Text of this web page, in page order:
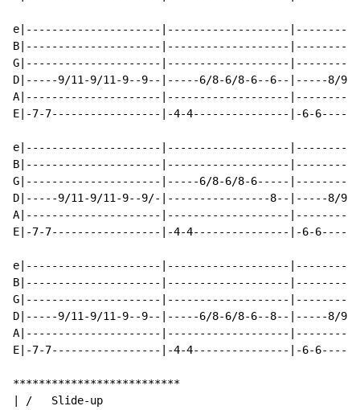
e|---------------------|-------------------
B|---------------------|-------------------
G|---------------------|-------------------
D|-----9/11-9/11-9--9--|-----6/8-6/8-6--6--|-----8/9-
A|---------------------|-------------------
E|-7-7-----------------|-4-4---------------|-6-
e|---------------------|-------------------
B|---------------------|-------------------
G|---------------------|-----6/8-6/8-6-----
D|-----9/11-9/11-9--9/-|----------------8--|-----8/9-
A|---------------------|-------------------
E|-7-7-----------------|-4-4---------------|-6-
e|---------------------|-------------------
B|---------------------|-------------------
G|---------------------|-------------------
D|-----9/11-9/11-9--9--|-----6/8-6/8-6--8--|-----8/
A|---------------------|-------------------
E|-7-7-----------------|-4-4---------------|-6-
**************************
| /   Slide-up